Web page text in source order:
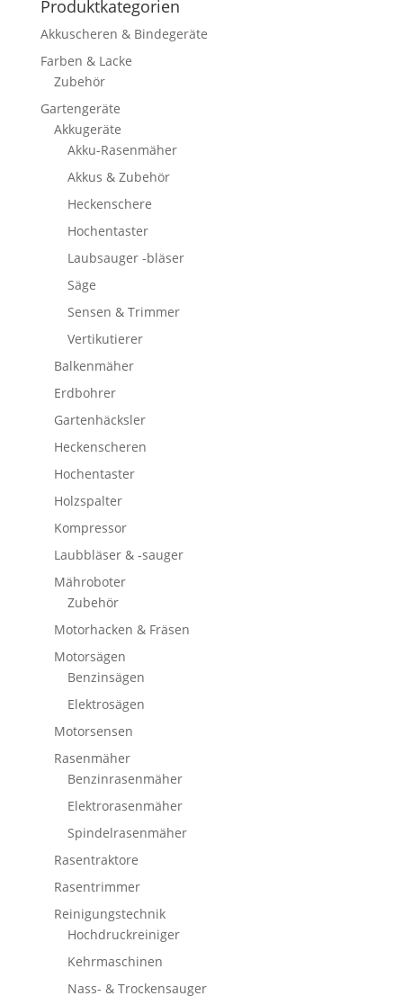
Produktkategorien
Akkuscheren & Bindegeräte
Farben & Lacke
Zubehör
Gartengeräte
Akkugeräte
Akku-Rasenmäher
Akkus & Zubehör
Heckenschere
Hochentaster
Laubsauger -bläser
Säge
Sensen & Trimmer
Vertikutierer
Balkenmäher
Erdbohrer
Gartenhäcksler
Heckenscheren
Hochentaster
Holzspalter
Kompressor
Laubbläser & -sauger
Mähroboter
Zubehör
Motorhacken & Fräsen
Motorsägen
Benzinsägen
Elektrosägen
Motorsensen
Rasenmäher
Benzinrasenmäher
Elektrorasenmäher
Spindelrasenmäher
Rasentraktore
Rasentrimmer
Reinigungstechnik
Hochdruckreiniger
Kehrmaschinen
Nass- & Trockensauger